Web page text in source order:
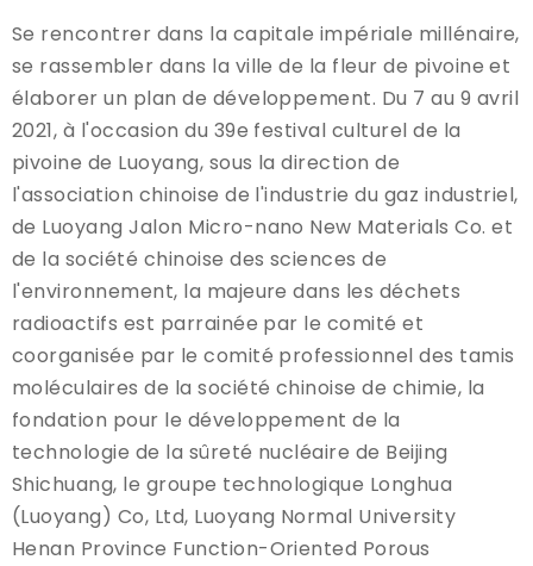
Se rencontrer dans la capitale impériale millénaire,
se rassembler dans la ville de la fleur de pivoine et
élaborer un plan de développement. Du 7 au 9 avril
2021, à l'occasion du 39e festival culturel de la
pivoine de Luoyang, sous la direction de
l'association chinoise de l'industrie du gaz industriel,
de Luoyang Jalon Micro-nano New Materials Co. et
de la société chinoise des sciences de
l'environnement, la majeure dans les déchets
radioactifs est parrainée par le comité et
coorganisée par le comité professionnel des tamis
moléculaires de la société chinoise de chimie, la
fondation pour le développement de la
technologie de la sûreté nucléaire de Beijing
Shichuang, le groupe technologique Longhua
(Luoyang) Co, Ltd, Luoyang Normal University
Henan Province Function-Oriented Porous